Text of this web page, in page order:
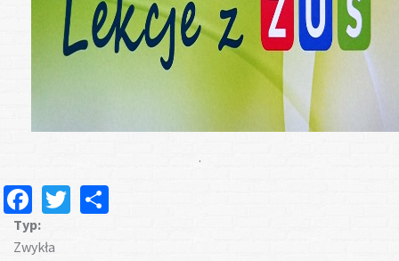
.
Facebook
Twitter
Typ:
Zwykła